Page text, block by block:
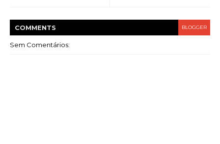
COMMENTS BLOGGER
Sem Comentários: